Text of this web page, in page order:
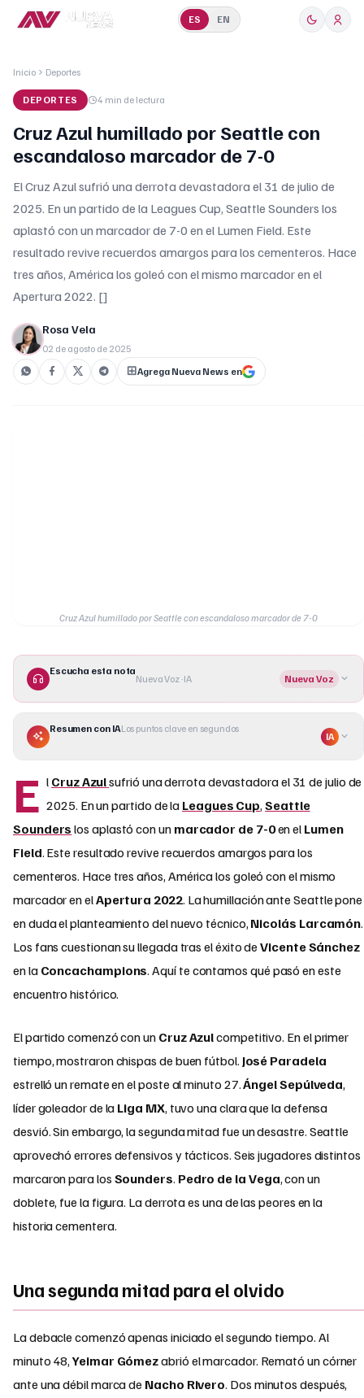
ES EN
Inicio Deportes
DEPORTES 4 min de lectura
Cruz Azul humillado por Seattle con
escandaloso marcador de 7-0
El Cruz Azul sufrió una derrota devastadora el 31 de julio de
2025. En un partido de la Leagues Cup, Seattle Sounders los
aplastó con un marcador de 7-0 en el Lumen Field. Este
resultado revive recuerdos amargos para los cementeros. Hace
tres años, América los goleó con el mismo marcador en el
Apertura 2022. []
Rosa Vela
02 de agosto de 2025
Agrega Nueva News en
Cruz Azul humillado por Seattle con escandaloso marcador de 7-0
Escucha esta nota
Nueva Voz · IA Nueva Voz
Resumen con IALos puntos clave en segundos
IA
E l Cruz Azulsufrió una derrota devastadora el 31 de julio de
2025. En un partido de la Leagues Cup,Seattle
Sounders los aplastó con un marcador de 7-0en el Lumen
Field. Este resultado revive recuerdos amargos para los
cementeros. Hace tres años, América los goleó con el mismo
marcador en elApertura 2022. La humillación ante Seattle pone
en duda el planteamiento del nuevo técnico, Nicolás Larcamón.
Los fans cuestionan su llegada tras el éxito deVicente Sánchez
en la Concachampions. Aquí te contamos qué pasó en este
encuentro histórico.
El partido comenzó con un Cruz Azulcompetitivo. En el primer
tiempo, mostraron chispas de buen fútbol. José Paradela
estrelló un remate en el poste al minuto 27.Ángel Sepúlveda,
líder goleador de la Liga MX, tuvo una clara que la defensa
desvió. Sin embargo, la segunda mitad fue un desastre. Seattle
aprovechó errores defensivos y tácticos. Seis jugadores distintos
marcaron para los Sounders. Pedro de la Vega, con un
doblete, fue la figura. La derrota es una de las peores en la
historia cementera.
Una segunda mitad para el olvido
La debacle comenzó apenas iniciado el segundo tiempo. Al
minuto 48,Yeimar Gómezabrió el marcador. Remató un córner
ante una débil marca de Nacho Rivero. Dos minutos después,